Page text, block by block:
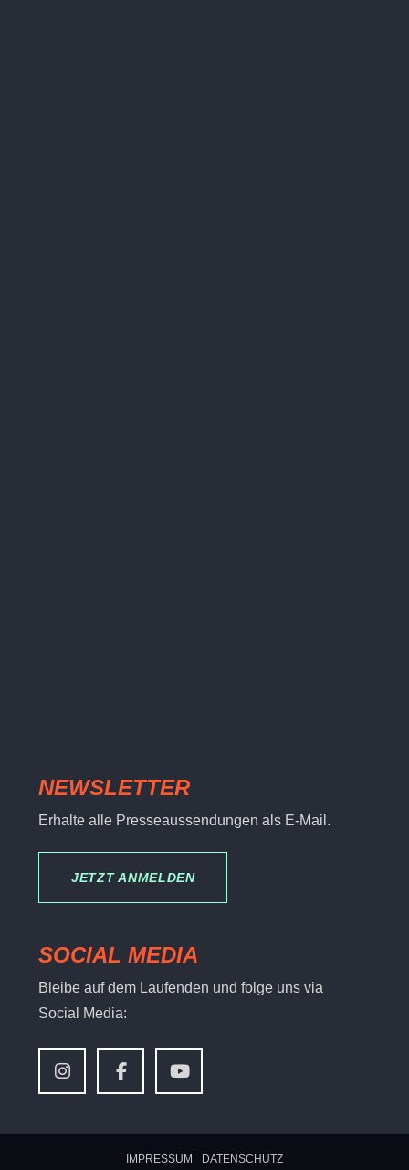
NEWSLETTER
Erhalte alle Presseaussendungen als E-Mail.
JETZT ANMELDEN
SOCIAL MEDIA
Bleibe auf dem Laufenden und folge uns via
Social Media:
IMPRESSUM DATENSCHUTZ